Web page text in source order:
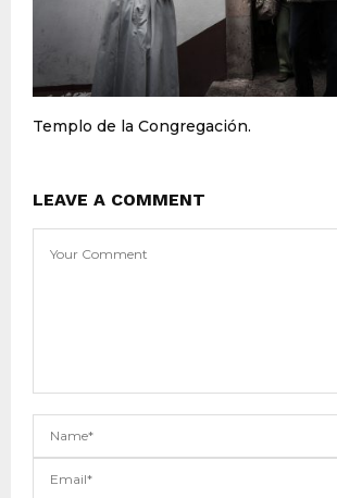
Templo de la Congregación.
LEAVE A COMMENT